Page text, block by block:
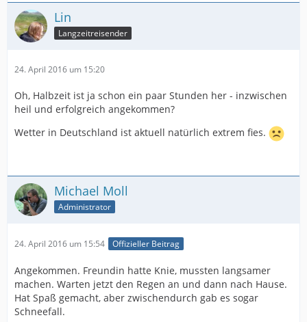
Lin
Langzeitreisender
24. April 2016 um 15:20
Oh, Halbzeit ist ja schon ein paar Stunden her - inzwischen
heil und erfolgreich angekommen?
Wetter in Deutschland ist aktuell natürlich extrem fies.
Michael Moll
Administrator
24. April 2016 um 15:54 Offizieller Beitrag
Angekommen. Freundin hatte Knie, mussten langsamer
machen. Warten jetzt den Regen an und dann nach Hause.
Hat Spaß gemacht, aber zwischendurch gab es sogar
Schneefall.